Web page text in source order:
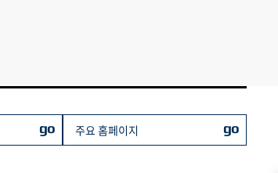
go 주요 홈페이지 go